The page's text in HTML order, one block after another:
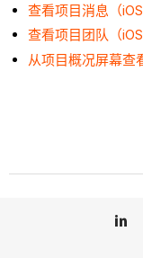
查看项目消息（iOS
查看项目团队（iOS
从项目概况屏幕查